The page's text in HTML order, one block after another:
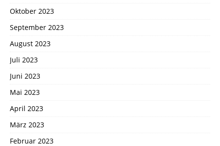
Oktober 2023
September 2023
August 2023
Juli 2023
Juni 2023
Mai 2023
April 2023
März 2023
Februar 2023